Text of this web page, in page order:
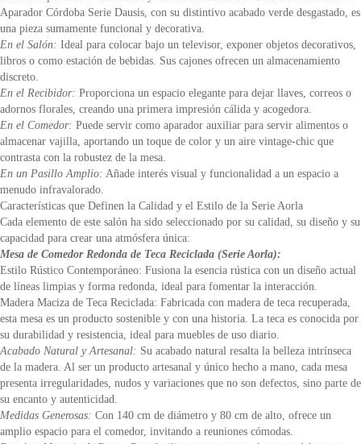
Aparador Córdoba Serie Dausis, con su distintivo acabado verde desgastado, es
una pieza sumamente funcional y decorativa.
En el Salón: Ideal para colocar bajo un televisor, exponer objetos decorativos,
libros o como estación de bebidas. Sus cajones ofrecen un almacenamiento
discreto.
En el Recibidor: Proporciona un espacio elegante para dejar llaves, correos o
adornos florales, creando una primera impresión cálida y acogedora.
En el Comedor: Puede servir como aparador auxiliar para servir alimentos o
almacenar vajilla, aportando un toque de color y un aire vintage-chic que
contrasta con la robustez de la mesa.
En un Pasillo Amplio: Añade interés visual y funcionalidad a un espacio a
menudo infravalorado.
Características que Definen la Calidad y el Estilo de la Serie Aorla
Cada elemento de este salón ha sido seleccionado por su calidad, su diseño y su
capacidad para crear una atmósfera única:
Mesa de Comedor Redonda de Teca Reciclada (Serie Aorla):
Estilo Rústico Contemporáneo: Fusiona la esencia rústica con un diseño actual
de líneas limpias y forma redonda, ideal para fomentar la interacción.
Madera Maciza de Teca Reciclada: Fabricada con madera de teca recuperada,
esta mesa es un producto sostenible y con una historia. La teca es conocida por
su durabilidad y resistencia, ideal para muebles de uso diario.
Acabado Natural y Artesanal: Su acabado natural resalta la belleza intrínseca
de la madera. Al ser un producto artesanal y único hecho a mano, cada mesa
presenta irregularidades, nudos y variaciones que no son defectos, sino parte de
su encanto y autenticidad.
Medidas Generosas: Con 140 cm de diámetro y 80 cm de alto, ofrece un
amplio espacio para el comedor, invitando a reuniones cómodas.